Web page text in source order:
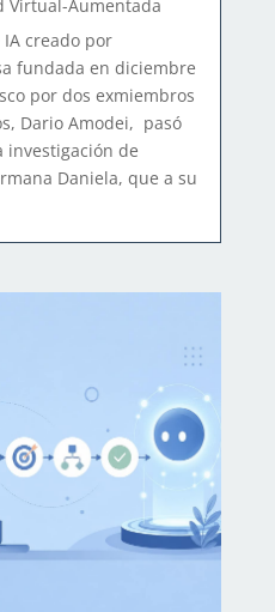
Virtual-Aumentada
creado por
fundada en diciembre
por dos exmiembros
Dario Amodei, pasó
investigación de
Daniela, que a su